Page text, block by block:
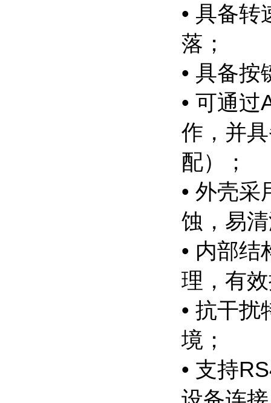
• 具备
落；
• 具备按
• 可通
作，并
配）；
• 外壳
蚀，易
• 内部
理，有
• 抗干
境；
• 支持